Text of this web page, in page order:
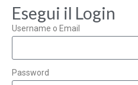
Esegui il Login
Username o Email
Password